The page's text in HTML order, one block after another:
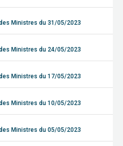
Ministres du 31/05/2023
Ministres du 24/05/2023
Ministres du 17/05/2023
Ministres du 10/05/2023
Ministres du 05/05/2023